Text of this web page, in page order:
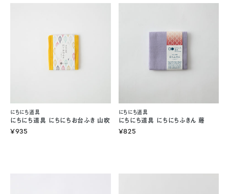
にちにち道具 にちにちお台ふき 山吹
にちにち道具
¥935
にちにち道具 にちにちふきん 藤
にちにち道具
¥825